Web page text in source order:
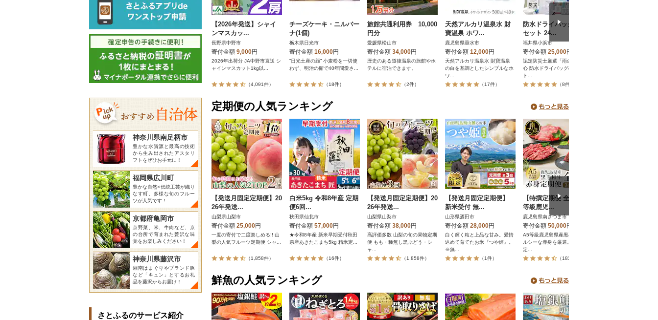
【2026年発送】シャイ
ンマスカッ...
長野県中野市
寄付金額 9,000円
2026年出荷分 JA中野市直送 シ
ャインマスカット1kg以...
（4,091件）
チーズケーキ・ニルバー
ナ(1個)
栃木県日光市
寄付金額 16,000円
“日光土産の顔” 小麦粉を一切使
わず、明治の館で40年間愛さ...
（18件）
旅館共通利用券 10,000
円分
愛媛県松山市
寄付金額 34,000円
歴史のある道後温泉の旅館やホ
テルに宿泊できます。
（2件）
天然アルカリ温泉水 財
寶温泉 ホワ...
鹿児島県垂水市
寄付金額 12,000円
天然アルカリ温泉水 財寶温泉
の白を基調としたシンプルなホ
ワ...
（17件）
防水ドライバッグ 防災
セット 24...
福井県小浜市
寄付金額 25,000円
認定防災士厳選「雨の日でも安
心 防水ドライバッグの防災セッ
ト...
（8件）
定期便の人気ランキング
【発送月固定定期便】20
26年発送...
山梨県山梨市
寄付金額 25,000円
一度の寄付で二度楽しめる!! 山
梨の人気フルーツ定期便 シャ...
（1,858件）
白米5kg 令和8年産 定期
便6回...
秋田県仙北市
寄付金額 57,000円
★令和8年産 新米早期受付秋田
県産あきたこまち5kg 精米定...
（16件）
【発送月固定定期便】20
26年発送...
山梨県山梨市
寄付金額 38,000円
高評価多数 山梨の旬の果物定期
便 もも・種無し黒ぶどう・シ
ャ...
（1,858件）
【発送月固定定期便】
新米受付 無...
山形県酒田市
寄付金額 28,000円
白く輝く粒と上品な甘み。愛情
込めて育てたお米『つや姫』。
※無...
（1件）
【特撰定期便 全4回】A5
等級鹿児...
鹿児島県南さつま市
寄付金額 50,000円
A5等級鹿児島県産黒毛和牛のヘ
ルシーな赤身を厳選。全4回の
定...
（183件）
鮮魚の人気ランキング
神奈川県南足柄市
豊かな水資源と最高の技術
から生み出されたアスタリ
フトをぜひお手元に！
福岡県広川町
豊かな自然×伝統工芸が織り
なす町。多様な旬のフルー
ツが人気です！
京都府亀岡市
京野菜、米、牛肉など、京
の台所で育まれた贅沢な味
覚をお楽しみください！
神奈川県藤沢市
湘南はまぐりやブランド豚
など「キュン」とするお礼
品を藤沢からお届け！
さとふるのサービス紹介